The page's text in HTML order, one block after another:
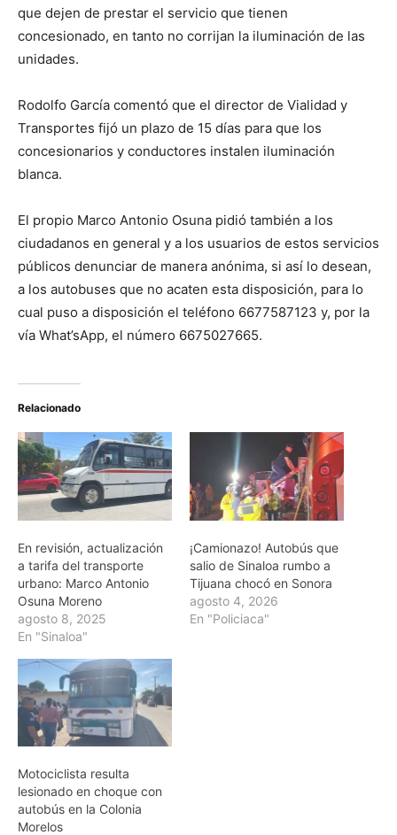
que dejen de prestar el servicio que tienen
concesionado, en tanto no corrijan la iluminación de las
unidades.
Rodolfo García comentó que el director de Vialidad y
Transportes fijó un plazo de 15 días para que los
concesionarios y conductores instalen iluminación
blanca.
El propio Marco Antonio Osuna pidió también a los
ciudadanos en general y a los usuarios de estos servicios
públicos denunciar de manera anónima, si así lo desean,
a los autobuses que no acaten esta disposición, para lo
cual puso a disposición el teléfono 6677587123 y, por la
vía What’sApp, el número 6675027665.
Relacionado
En revisión, actualización
a tarifa del transporte
urbano: Marco Antonio
Osuna Moreno
agosto 8, 2025
En "Sinaloa"
¡Camionazo! Autobús que
salio de Sinaloa rumbo a
Tijuana chocó en Sonora
agosto 4, 2026
En "Policiaca"
Motociclista resulta
lesionado en choque con
autobús en la Colonia
Morelos